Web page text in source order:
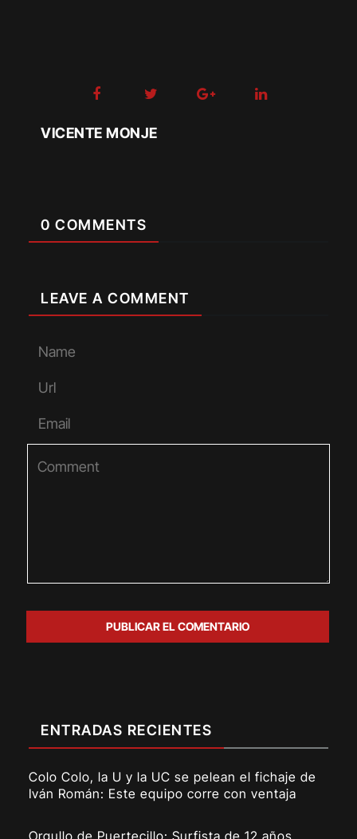
VICENTE MONJE
0 COMMENTS
LEAVE A COMMENT
ENTRADAS RECIENTES
Colo Colo, la U y la UC se pelean el fichaje de
Iván Román: Este equipo corre con ventaja
Orgullo de Puertecillo: Surfista de 12 años